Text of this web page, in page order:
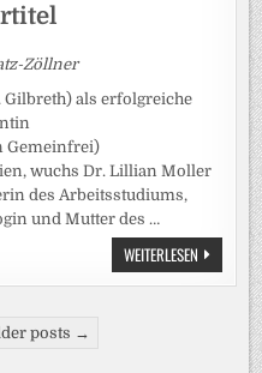
Zöllner
als erfolgreiche
Gemeinfrei)
wuchs Dr. Lillian Moller
des Arbeitsstudiums,
und Mutter des …
WEITERLESENSIE
ERFAND
DEN
TRETEIMER
posts →